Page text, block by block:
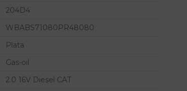
204D4
WBABS71080PR48080
Plata
Gas-oil
2.0 16V Diesel CAT